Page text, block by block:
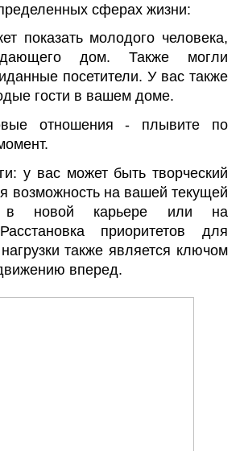
сферах жизни:
показать молодого человека,
дом. Также могли
посетители. У вас также
гости в вашем доме.
отношения - плывите по
у вас может быть творческий
возможность на вашей текущей
в новой карьере или на
приоритетов для
также является ключом
вперед.